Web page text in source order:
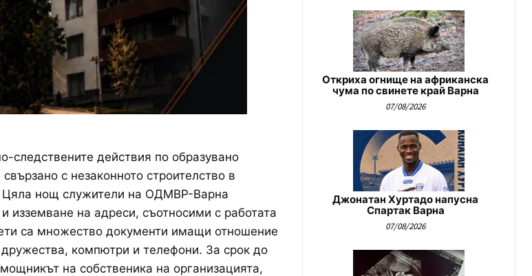
следствените действия по образувано
с незаконното строителство в
Цяла нощ служители на ОДМВР-Варна
изземване на адреси, съотносими с работата
са множество документи имащи отношение
компютри и телефони. За срок до
на собственика на организацията,
Откриха огнище на африканска
чума по свинете край Варна
07/08/2026
Джонатан Хуртадо напусна
Спартак Варна
07/08/2026